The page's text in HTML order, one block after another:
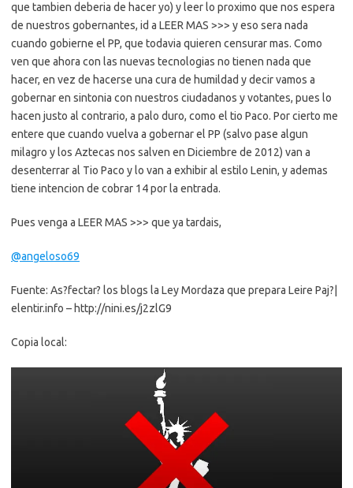
que tambien deberia de hacer yo) y leer lo proximo que nos espera
de nuestros gobernantes, id a LEER MAS >>> y eso sera nada
cuando gobierne el PP, que todavia quieren censurar mas. Como
ven que ahora con las nuevas tecnologias no tienen nada que
hacer, en vez de hacerse una cura de humildad y decir vamos a
gobernar en sintonia con nuestros ciudadanos y votantes, pues lo
hacen justo al contrario, a palo duro, como el tio Paco. Por cierto me
entere que cuando vuelva a gobernar el PP (salvo pase algun
milagro y los Aztecas nos salven en Diciembre de 2012) van a
desenterrar al Tio Paco y lo van a exhibir al estilo Lenin, y ademas
tiene intencion de cobrar 14 por la entrada.
Pues venga a LEER MAS >>> que ya tardais,
@angeloso69
Fuente: As?fectar? los blogs la Ley Mordaza que prepara Leire Paj?|
elentir.info – http://nini.es/j2zlG9
Copia local: